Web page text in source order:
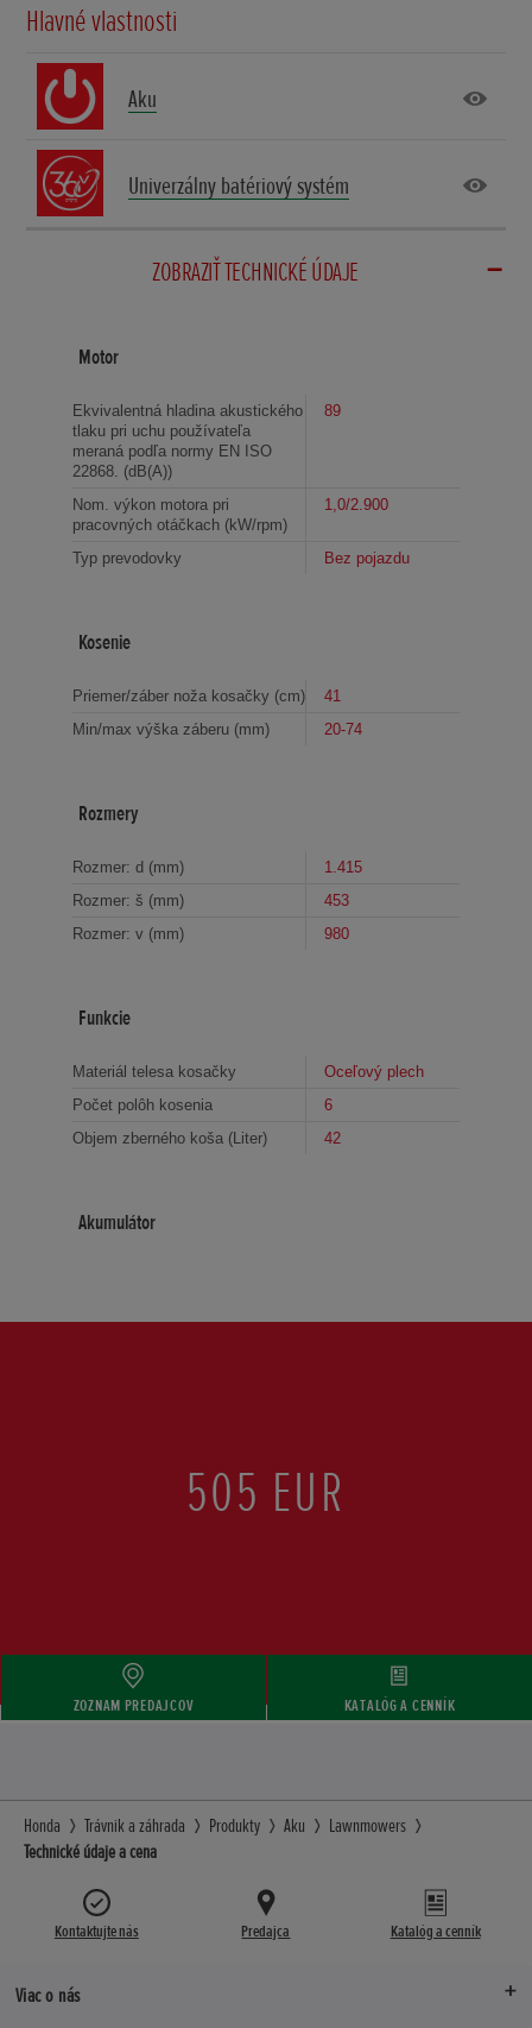
Hlavné vlastnosti
Aku
Univerzálny batériový systém
ZOBRAZIŤ TECHNICKÉ ÚDAJE
Motor
Ekvivalentná hladina akustického
tlaku pri uchu používateľa
meraná podľa normy EN ISO
22868. (dB(A))
89
Nom. výkon motora pri
pracovných otáčkach (kW/rpm)
1,0/2.900
Typ prevodovky Bez pojazdu
Kosenie
Priemer/záber noža kosačky (cm)
41
Min/max výška záberu (mm)
20-74
Rozmery
Rozmer: d (mm)
1.415
Rozmer: š (mm)
453
Rozmer: v (mm)
980
Funkcie
Materiál telesa kosačky
Oceľový plech
Počet polôh kosenia
6
Objem zberného koša (Liter)
42
Akumulátor
505 EUR
ZOZNAM PREDAJCOV KATALÓG A CENNÍK
Honda Trávnik a záhrada Produkty Aku
Lawnmowers
Technické údaje a cena
Kontaktujte nás Predajca Katalóg a cenník
Viac o nás